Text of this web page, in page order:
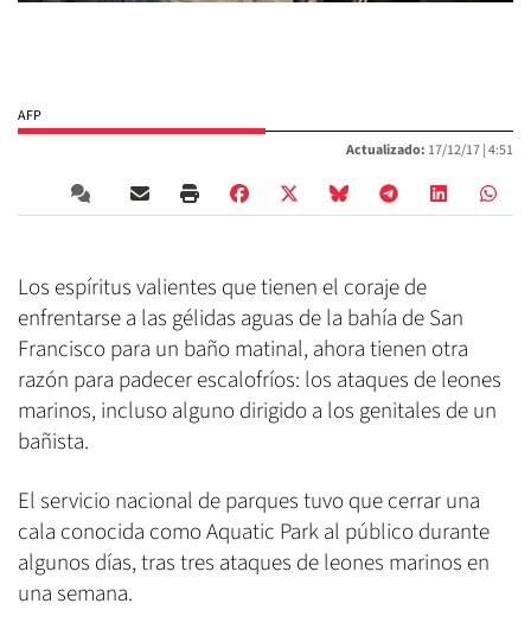
AFP
Actualizado: 17/12/17 |4:51
Los espíritus valientes que tienen el coraje de
enfrentarse a las gélidas aguas de la bahía de San
Francisco para un baño matinal, ahora tienen otra
razón para padecer escalofríos: los ataques de leones
marinos, incluso alguno dirigido a los genitales de un
bañista.
El servicio nacional de parques tuvo que cerrar una
cala conocida como Aquatic Park al público durante
algunos días, tras tres ataques de leones marinos en
una semana.